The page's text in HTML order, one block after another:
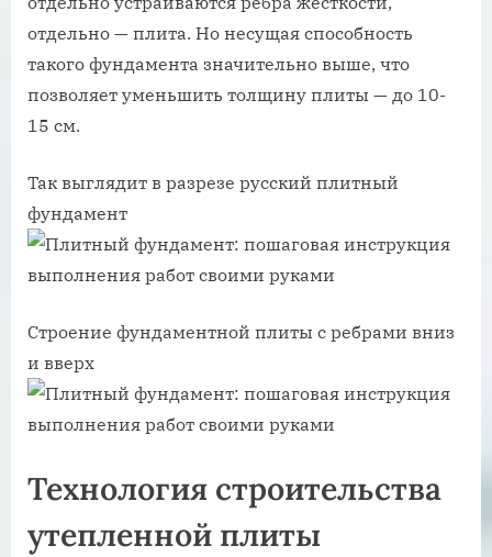
отдельно — плита. Но несущая способность
такого фундамента значительно выше, что
позволяет уменьшить толщину плиты — до 10-
15 см.
Так выглядит в разрезе русский плитный
фундамент
Строение фундаментной плиты с ребрами вниз
и вверх
Технология строительства
утепленной плиты